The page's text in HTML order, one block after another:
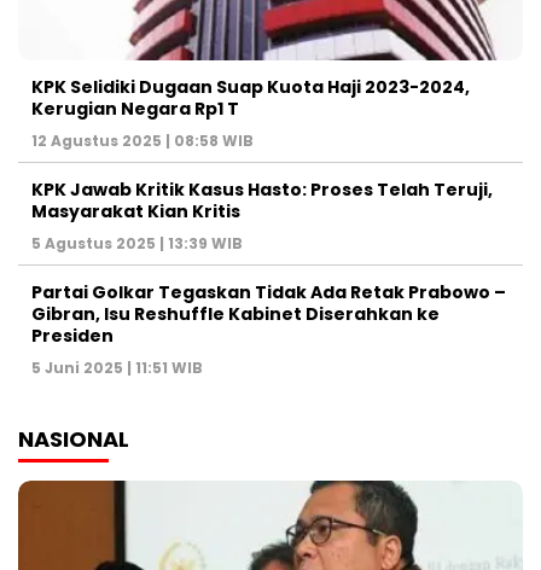
KPK Selidiki Dugaan Suap Kuota Haji 2023-2024,
Kerugian Negara Rp1 T
12 Agustus 2025 | 08:58 WIB
KPK Jawab Kritik Kasus Hasto: Proses Telah Teruji,
Masyarakat Kian Kritis
5 Agustus 2025 | 13:39 WIB
Partai Golkar Tegaskan Tidak Ada Retak Prabowo –
Gibran, Isu Reshuffle Kabinet Diserahkan ke
Presiden
5 Juni 2025 | 11:51 WIB
NASIONAL